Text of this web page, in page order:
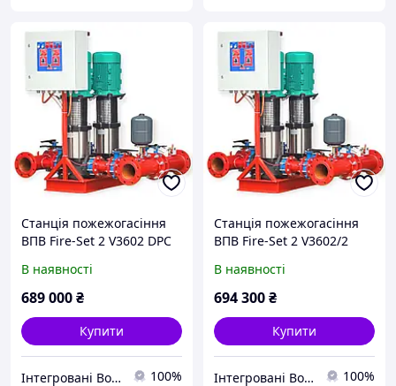
Станція пожежогасіння
ВПВ Fire-Set 2 V3602 DPC
В наявності
689 000₴
Купити
Інтегровані Водні Технології ТОВ 100%
Станція пожежогасіння
ВПВ Fire-Set 2 V3602/2
В наявності
694 300₴
Купити
Інтегровані Водні Технології ТОВ 100%